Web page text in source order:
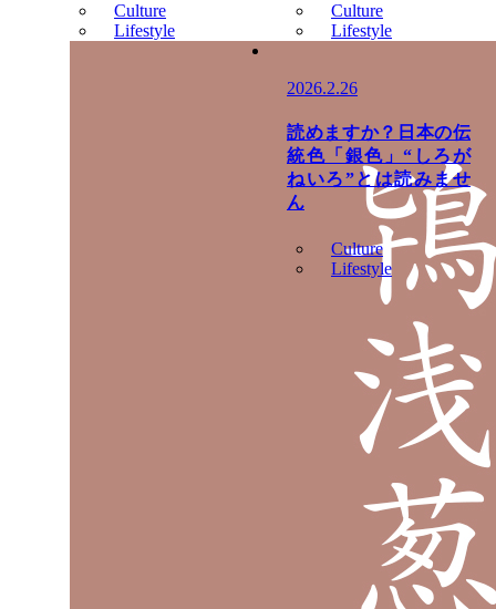
Culture
Lifestyle
Culture
Lifestyle
2026.2.26
読めますか？日本の伝
統色「銀色」“しろが
ねいろ”とは読みませ
ん
Culture
Lifestyle